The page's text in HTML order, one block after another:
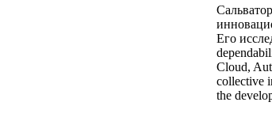
Его
Cloud,
collective
the